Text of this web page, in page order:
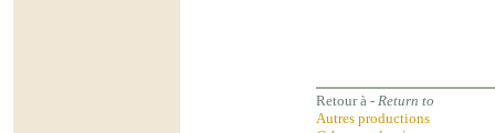
Retour à - Return to
Autres productions